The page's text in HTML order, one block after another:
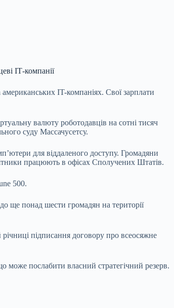
ІТ-компанії
IT-компаніях. Свої зарплати
валюту роботодавців на сотні тисяч
суду Массачусетсу.
для віддаленого доступу. Громадяни
працюють в офісах Сполучених Штатів.
500.
ще понад шести громадян на території
підписання договору про всеосяжне
може послабити власний стратегічний резерв.